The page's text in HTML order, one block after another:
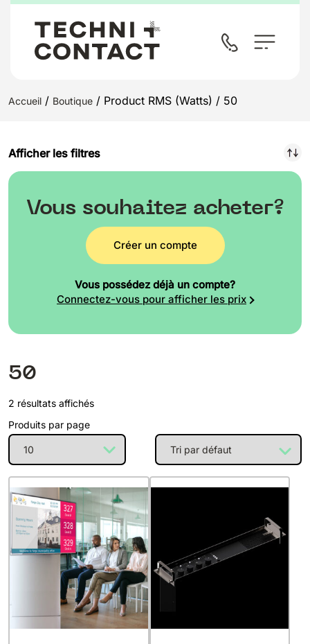
Accueil / Boutique / Product RMS (Watts) / 50
Afficher les filtres
Vous souhaitez acheter?
Créer un compte
Vous possédez déjà un compte?
Connectez-vous pour afficher les prix
50
2 résultats affichés
Produits par page